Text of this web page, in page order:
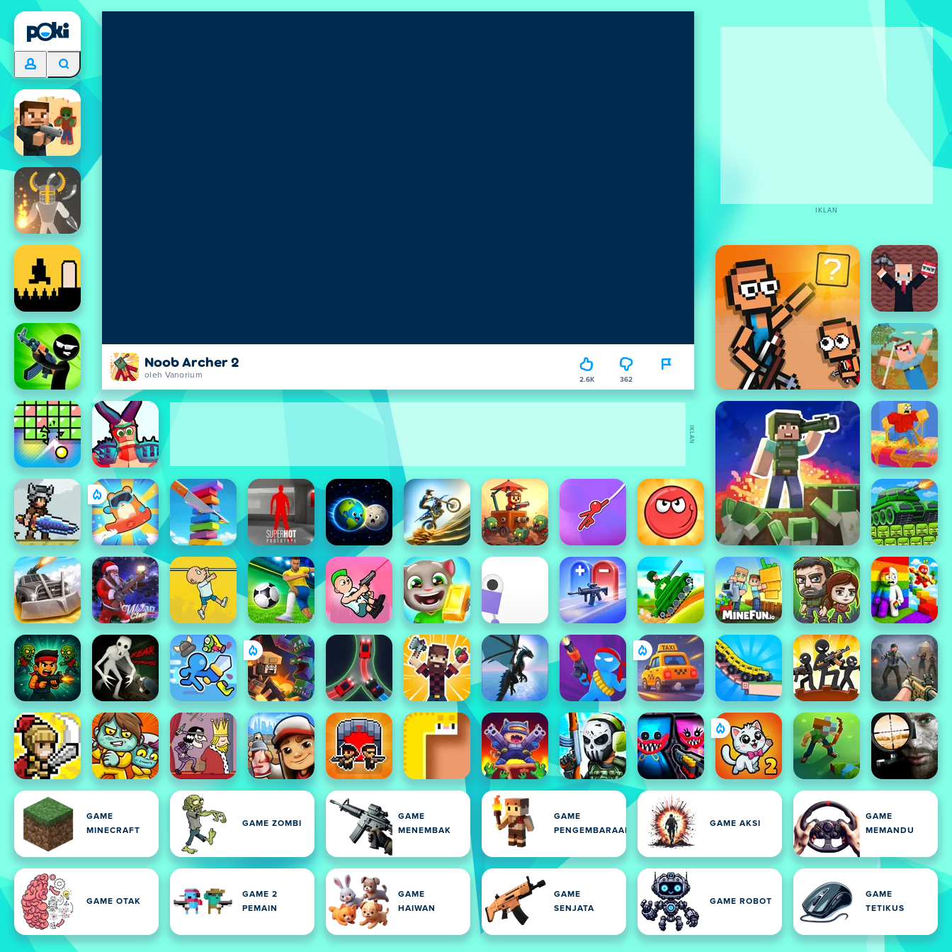
Noob Archer 2
oleh Vanorium 2.6K 362
GAME
MINECRAFT
GAME ZOMBI
GAME
MENEMBAK
GAME
PENGEMBARAAN
GAME AKSI
GAME
MEMANDU
GAME OTAK
GAME 2
PEMAIN
GAME
HAIWAN
GAME
SENJATA
GAME ROBOT
GAME
TETIKUS
IKLAN
IKLAN